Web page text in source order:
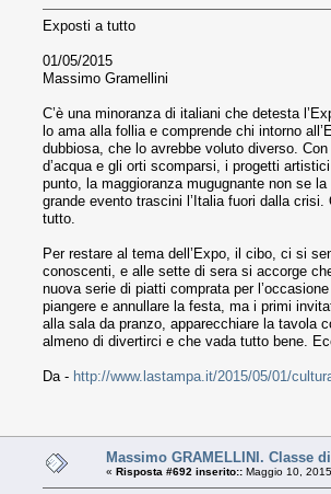
Exposti a tutto
01/05/2015
Massimo Gramellini
C’è una minoranza di italiani che detesta
lo ama alla follia e comprende chi intorno
dubbiosa, che lo avrebbe voluto diverso.
d’acqua e gli orti scomparsi, i progetti
punto, la maggioranza mugugnante non se
grande evento trascini l’Italia fuori dalla
tutto.
Per restare al tema dell’Expo, il cibo, ci si
conoscenti, e alle sette di sera si accorge
nuova serie di piatti comprata per
piangere e annullare la festa, ma i primi
alla sala da pranzo, apparecchiare la tavola
almeno di divertirci e che vada tutto bene.
Da - http://www.lastampa.it/2015/05/01/
Massimo GRAMELLINI. Classe
« Risposta #692 inserito:: Maggio 10,